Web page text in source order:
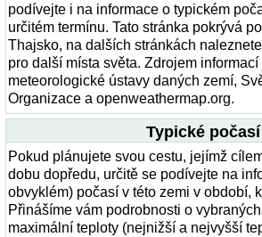
podívejte i na informace o typickém
určitém termínu. Tato stránka pokrývá
Thajsko, na dalších stránkách
pro další místa světa. Zdrojem
meteorologické ústavy daných zemí,
Organizace a openweathermap.org.
Typické počasí
Pokud plánujete svou cestu, jejímž
dobu dopředu, určitě se podívejte na
obvyklém) počasí v této zemi v období,
Přinášíme vám podrobnosti o
maximální teploty (nejnižší a nejvyšší